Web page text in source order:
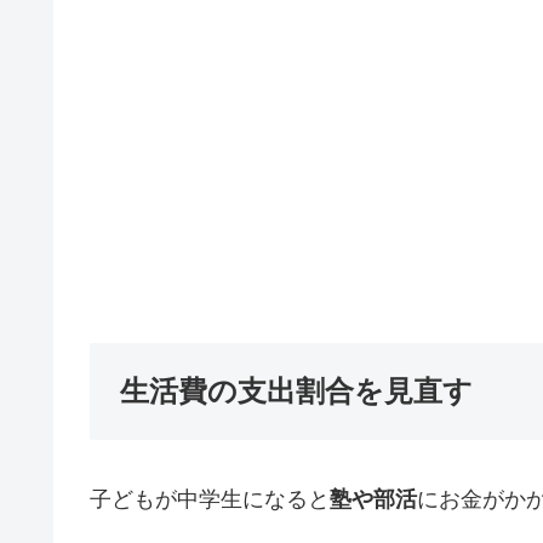
生活費の支出割合を見直す
子どもが中学生になると 塾や部活にお金がか